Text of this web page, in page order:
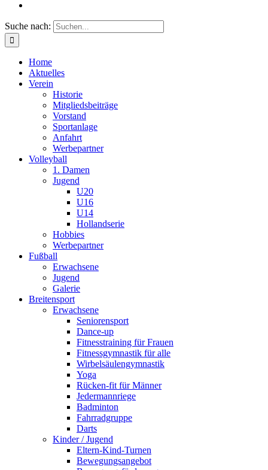
Suche nach:
Home
Aktuelles
Verein
Historie
Mitgliedsbeiträge
Vorstand
Sportanlage
Anfahrt
Werbepartner
Volleyball
1. Damen
Jugend
U20
U16
U14
Hollandserie
Hobbies
Werbepartner
Fußball
Erwachsene
Jugend
Galerie
Breitensport
Erwachsene
Seniorensport
Dance-up
Fitnesstraining für Frauen
Fitnessgymnastik für alle
Wirbelsäulengymnastik
Yoga
Rücken-fit für Männer
Jedermannriege
Badminton
Fahrradgruppe
Darts
Kinder / Jugend
Eltern-Kind-Turnen
Bewegungsangebot